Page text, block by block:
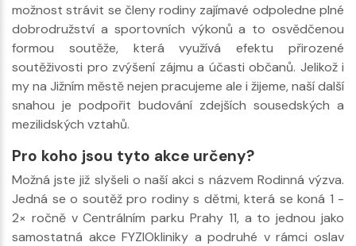
možnost strávit se členy rodiny zajímavé odpoledne plné
dobrodružství a sportovních výkonů a to osvědčenou
formou soutěže, která využívá efektu přirozené
soutěživosti pro zvýšení zájmu a účasti občanů. Jelikož i
my na Jižním městě nejen pracujeme ale i žijeme, naší další
snahou je podpořit budování zdejších sousedských a
mezilidských vztahů.
Pro koho jsou tyto akce určeny?
Možná jste již slyšeli o naší akci s názvem Rodinná výzva.
Jedná se o soutěž pro rodiny s dětmi, která se koná 1 -
2× ročně v Centrálním parku Prahy 11, a to jednou jako
samostatná akce FYZIOkliniky a podruhé v rámci oslav